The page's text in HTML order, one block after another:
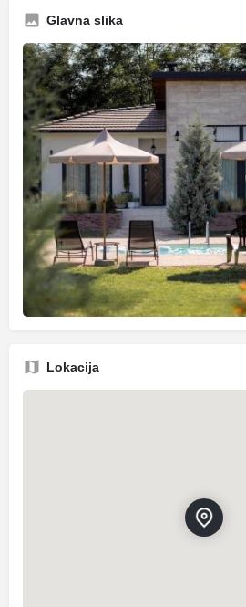
Glavna slika
Lokacija